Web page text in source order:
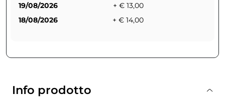
19/08/2026
+ € 13,00
18/08/2026
+ € 14,00
Info prodotto